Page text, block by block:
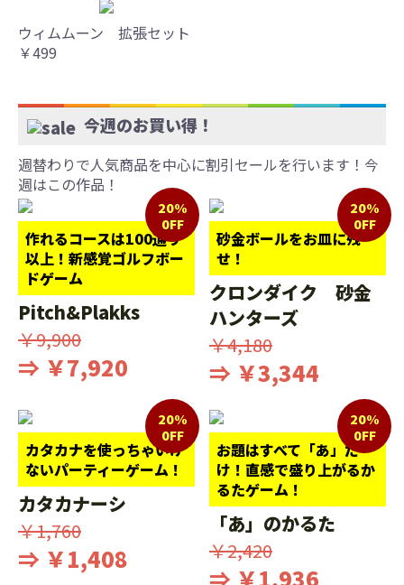
ウィムムーン 拡張セット
￥499
今週のお買い得！
週替わりで人気商品を中心に割引セールを行います！今
週はこの作品！
作れるコースは100通り
以上！新感覚ゴルフボー
ドゲーム
20%
0FF
Pitch&Plakks
￥9,900
⇒ ￥7,920
砂金ボールをお皿に残
せ！
20%
0FF
クロンダイク 砂金
ハンターズ
￥4,180
⇒ ￥3,344
カタカナを使っちゃいけ
ないパーティーゲーム！
20%
0FF
カタカナーシ
￥1,760
⇒ ￥1,408
お題はすべて「あ」だ
け！直感で盛り上がるか
るたゲーム！
20%
0FF
「あ」のかるた
￥2,420
⇒ ￥1,936